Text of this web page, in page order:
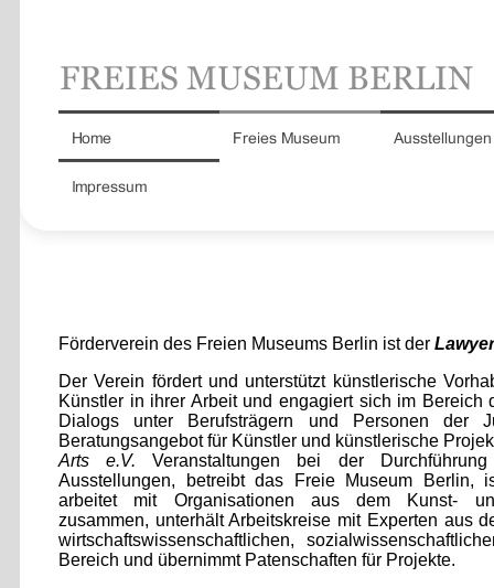
Förderverein des Freien Museums Berlin ist der
Der Verein fördert und unterstützt künstlerische
Künstler in ihrer Arbeit und engagiert sich im Bereich
Dialogs unter Berufsträgern und Personen der
Beratungsangebot für Künstler und künstlerische
Arts e.V. Veranstaltungen bei der
Ausstellungen, betreibt das Freie Museum Berlin,
arbeitet mit Organisationen aus dem Kunst-
zusammen, unterhält Arbeitskreise mit Experten aus
wirtschaftswissenschaftlichen,
Bereich und übernimmt Patenschaften für Projekte.